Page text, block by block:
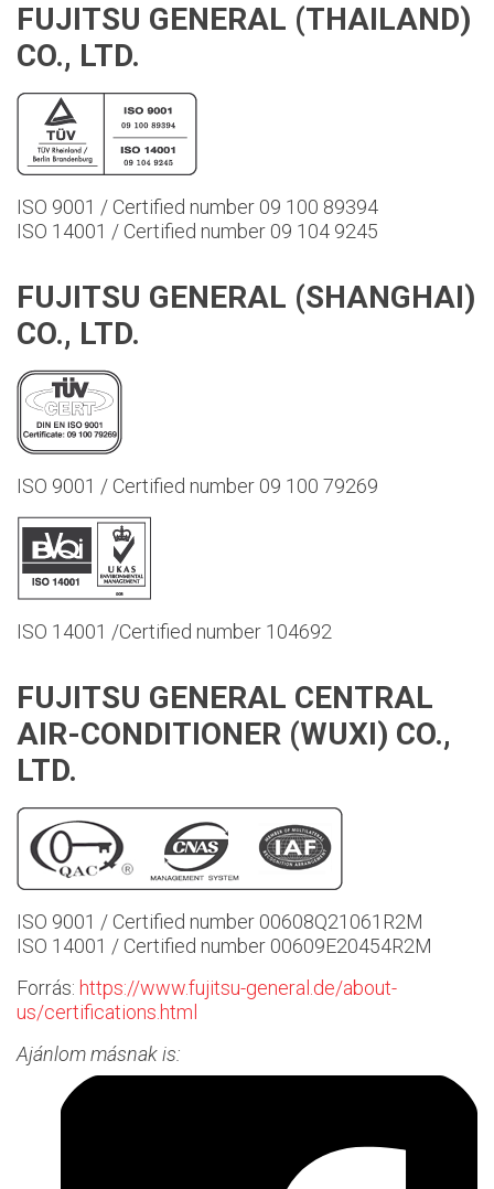
FUJITSU GENERAL (THAILAND)
CO., LTD.
ISO 9001 / Certified number 09 100 89394
ISO 14001 / Certified number 09 104 9245
FUJITSU GENERAL (SHANGHAI)
CO., LTD.
ISO 9001 / Certified number 09 100 79269
ISO 14001 /Certified number 104692
FUJITSU GENERAL CENTRAL
AIR-CONDITIONER (WUXI) CO.,
LTD.
ISO 9001 / Certified number 00608Q21061R2M
ISO 14001 / Certified number 00609E20454R2M
Forrás: https://www.fujitsu-general.de/about-
us/certifications.html
Ajánlom másnak is: